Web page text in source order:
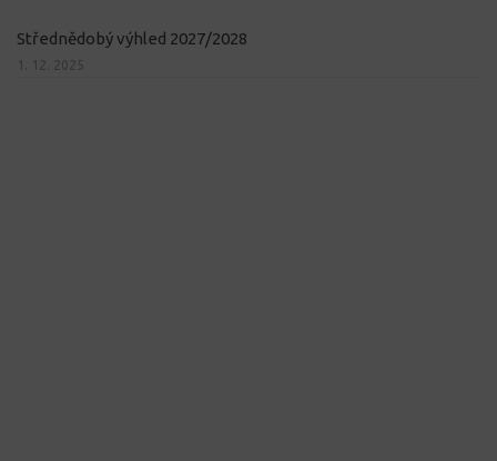
Střednědobý výhled 2027/2028
1. 12. 2025